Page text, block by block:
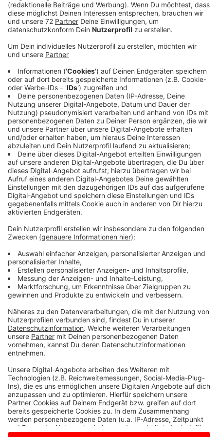
der historische Ortskern noch verbessern lässt.
Veröffentlicht:Donnerstag, 06.02.2025 13:49
Anzeige
Es gehe hauptsächlich darum die Aufenthaltsqualität
zu erhöhen. Ideen dafür: den Nonnenbach erlebbar
machen. Und neue Aufenthaltsräume schaffen. Auch
Bänke und weiteres Stadtmobiliar sollten erneuert
oder wenigstens aufgefrischt werden. Auch der
Verkehr, vor allem der ruhende sei zu betrachten.
Parkplätze sollten aber nicht ersatzlos wegfallen.
Weitere Wünsche: Gestaltung des Kastanienplatzes,
des Stiftsplatzes und des Bereiches hinter dem
Rathaus. Was genau machbar ist, arbeiten Gemeinde
und ein Planungsbüro jetzt zusammen aus. Die Pläne
wollen sie dann Anfang Juli (1.7.) erneut mit Nottulnern
diskutieren. Vorher soll es Gespräche mit Politik,
Vereinen und Unternehmen im Ortskern geben. Den
Diskussionstermin Anfang Juli (1.7.) nennt die
Gemeinde extra früh, damit beim nächsten Mal
möglichst mehr Menschen sich beteiligen ihren
Ortskern zu entwickeln. Dieses Mal waren 20
Nottulner dabei - zu wenig, waren sich Gemeinde und
Teilnehmer einig.
Anzeige
Anzeige